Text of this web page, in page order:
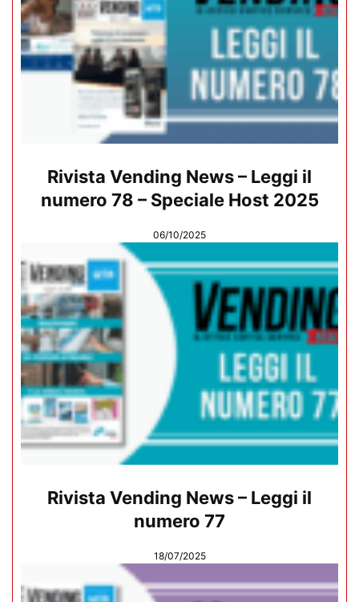
Rivista Vending News – Leggi il
numero 78 – Speciale Host 2025
06/10/2025
Rivista Vending News – Leggi il
numero 77
18/07/2025